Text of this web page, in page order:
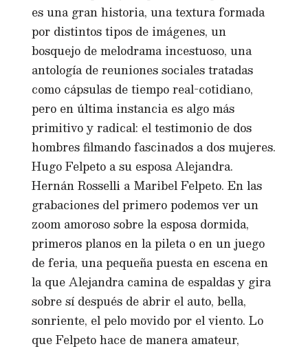
es una gran historia, una textura formada
por distintos tipos de imágenes, un
bosquejo de melodrama incestuoso, una
antología de reuniones sociales tratadas
como cápsulas de tiempo real-cotidiano,
pero en última instancia es algo más
primitivo y radical: el testimonio de dos
hombres filmando fascinados a dos mujeres.
Hugo Felpeto a su esposa Alejandra.
Hernán Rosselli a Maribel Felpeto. En las
grabaciones del primero podemos ver un
zoom amoroso sobre la esposa dormida,
primeros planos en la pileta o en un juego
de feria, una pequeña puesta en escena en
la que Alejandra camina de espaldas y gira
sobre sí después de abrir el auto, bella,
sonriente, el pelo movido por el viento. Lo
que Felpeto hace de manera amateur,